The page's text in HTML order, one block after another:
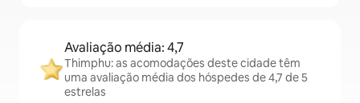
Avaliação média: 4,7
Thimphu: as acomodações deste cidade têm
uma avaliação média dos hóspedes de 4,7 de 5
estrelas